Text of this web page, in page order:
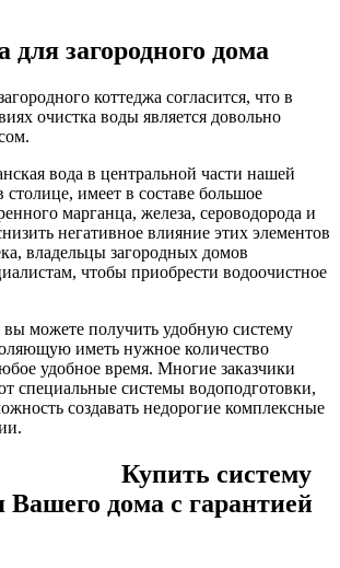
для загородного дома
коттеджа согласится, что в
очистка воды является довольно
вода в центральной части нашей
столице, имеет в составе большое
марганца, железа, сероводорода и
негативное влияние этих элементов
владельцы загородных домов
чтобы приобрести водоочистное
можете получить удобную систему
иметь нужное количество
удобное время. Многие заказчики
специальные системы водоподготовки,
создавать недорогие комплексные
систему
Вашего дома с гарантией